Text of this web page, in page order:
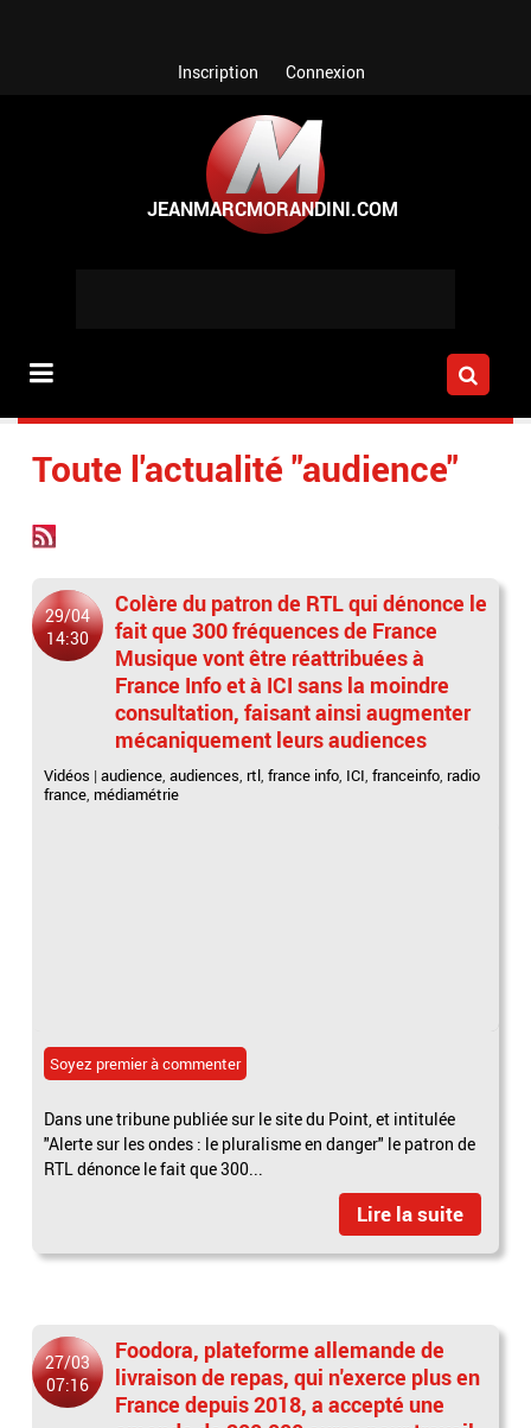
Inscription Connexion
Toute l'actualité "audience"
29/04
14:30
Colère du patron de RTL qui dénonce le
fait que 300 fréquences de France
Musique vont être réattribuées à
France Info et à ICI sans la moindre
consultation, faisant ainsi augmenter
mécaniquement leurs audiences
Vidéos |audience,audiences, rtl,france info, ICI,franceinfo, radio
france, médiamétrie
Soyez premier à commenter
Dans une tribune publiée sur le site du Point, et intitulée
"Alerte sur les ondes : le pluralisme en danger" le patron de
RTL dénonce le fait que 300...
Lire la suite
27/03
07:16
Foodora, plateforme allemande de
livraison de repas, qui n'exerce plus en
France depuis 2018, a accepté une